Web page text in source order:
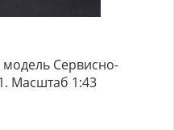
модель Сервисно-
Масштаб 1:43